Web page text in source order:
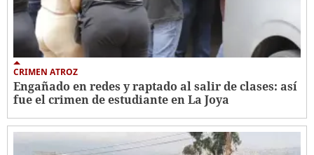
CRIMEN ATROZ
Engañado en redes y raptado al salir de clases: así
fue el crimen de estudiante en La Joya